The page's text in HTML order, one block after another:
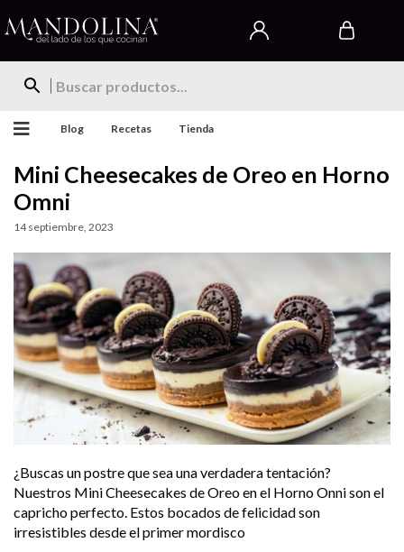
Blog Recetas Tienda
Mini Cheesecakes de Oreo en Horno
Omni
14 septiembre, 2023
¿Buscas un postre que sea una verdadera tentación?
Nuestros Mini Cheesecakes de Oreo en el Horno Onni son el
capricho perfecto. Estos bocados de felicidad son
irresistibles desde el primer mordisco